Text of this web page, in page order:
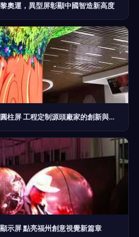
奧運，異型屏彰顯中國智造新高度
LED異形屏、造型屏與圓柱屏 工程定制源頭廠家的創新與優勢
示屏 點亮福州創意視覺新篇章